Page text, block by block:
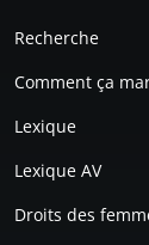
Recherche
Comment ça
Lexique
Lexique AV
Droits des